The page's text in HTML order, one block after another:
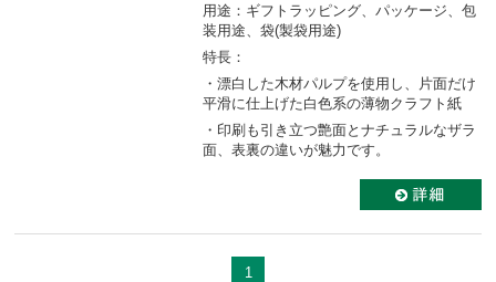
用途：ギフトラッピング、パッケージ、包
装用途、袋(製袋用途)
特長：
・漂白した木材パルプを使用し、片面だけ
平滑に仕上げた白色系の薄物クラフト紙
・印刷も引き立つ艶面とナチュラルなザラ
面、表裏の違いが魅力です。
1